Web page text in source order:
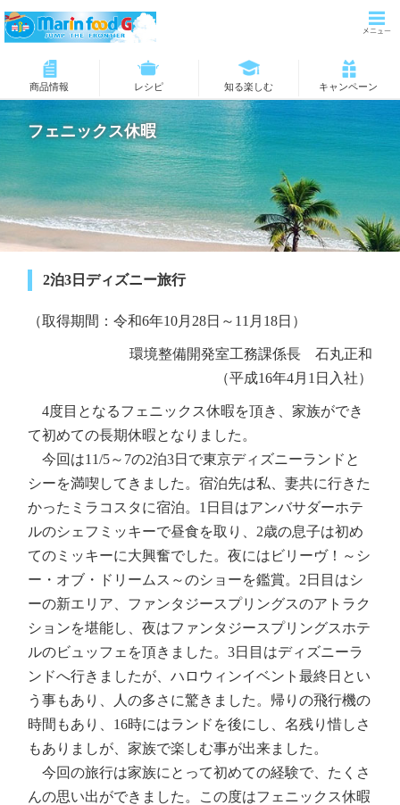
商品情報 レシピ 知る楽しむ キャンペーン
フェニックス休暇
2泊3日ディズニー旅行
（取得期間：令和6年10月28日～11月18日）
環境整備開発室工務課係長 石丸正和
（平成16年4月1日入社）
4度目となるフェニックス休暇を頂き、家族ができ
て初めての長期休暇となりました。
今回は11/5～7の2泊3日で東京ディズニーランドと
シーを満喫してきました。宿泊先は私、妻共に行きた
かったミラコスタに宿泊。1日目はアンバサダーホテ
ルのシェフミッキーで昼食を取り、2歳の息子は初め
てのミッキーに大興奮でした。夜にはビリーヴ！～シ
ー・オブ・ドリームス～のショーを鑑賞。2日目はシ
ーの新エリア、ファンタジースプリングスのアトラク
ションを堪能し、夜はファンタジースプリングスホテ
ルのビュッフェを頂きました。3日目はディズニーラ
ンドへ行きましたが、ハロウィンイベント最終日とい
う事もあり、人の多さに驚きました。帰りの飛行機の
時間もあり、16時にはランドを後にし、名残り惜しさ
もありましが、家族で楽しむ事が出来ました。
今回の旅行は家族にとって初めての経験で、たくさ
んの思い出ができました。この度はフェニックス休暇